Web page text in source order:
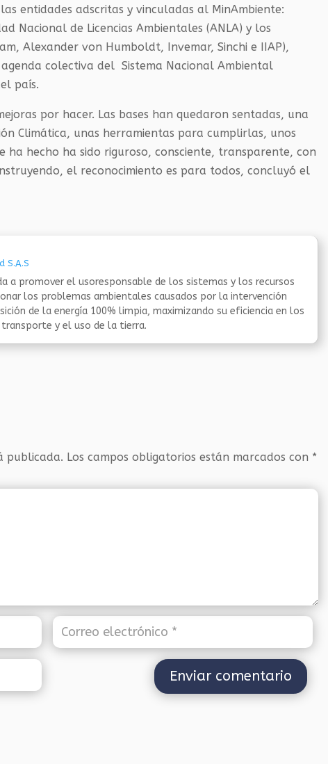
entidades adscritas y vinculadas al MinAmbiente:
Nacional de Licencias Ambientales (ANLA) y los
Alexander von Humboldt, Invemar, Sinchi e IIAP),
colectiva del Sistema Nacional Ambiental
país.
por hacer. Las bases han quedaron sentadas, una
Climática, unas herramientas para cumplirlas, unos
ha hecho ha sido riguroso, consciente, transparente, con
el reconocimiento es para todos, concluyó el
S.A.S
a promover el usoresponsable de los sistemas y los recursos
los problemas ambientales causados por la intervención
de la energía 100% limpia, maximizando su eficiencia en los
y el uso de la tierra.
publicada. Los campos obligatorios están marcados con *